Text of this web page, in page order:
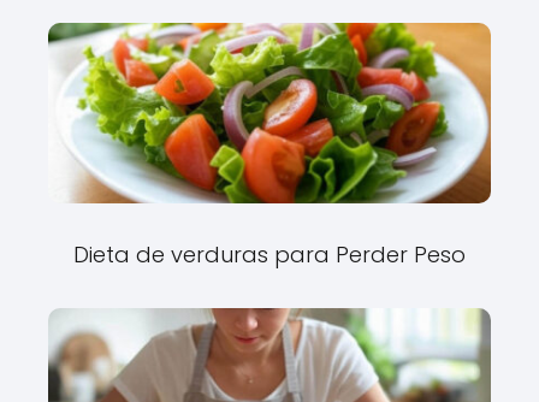
Dieta de verduras para Perder Peso